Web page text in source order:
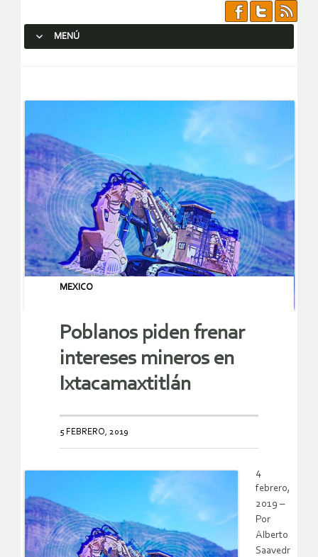
MENÚ
MEXICO
Poblanos piden frenar
intereses mineros en
Ixtacamaxtitlán
5 FEBRERO, 2019
4
febrero,
2019 –
Por
Alberto
Saavedr